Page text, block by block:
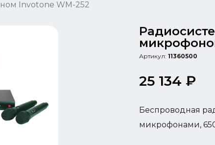
Invotone WM-252
Артикул: 11360500
25 134 ₽
Беспроводная
микрофонами,